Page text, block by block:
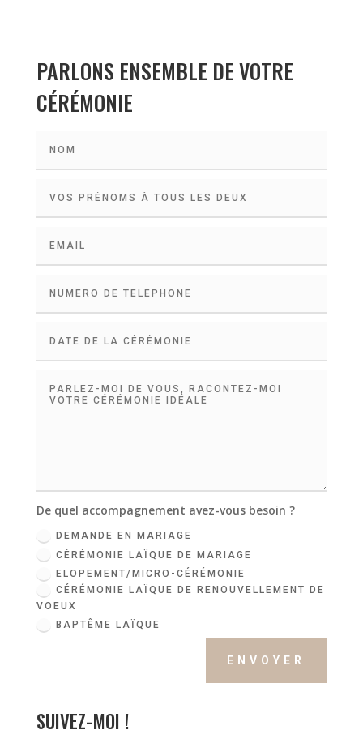
PARLONS ENSEMBLE DE VOTRE
CÉRÉMONIE
De quel accompagnement avez-vous besoin ?
DEMANDE EN MARIAGE
CÉRÉMONIE LAÏQUE DE MARIAGE
ELOPEMENT/MICRO-CÉRÉMONIE
CÉRÉMONIE LAÏQUE DE RENOUVELLEMENT DE
VOEUX
BAPTÊME LAÏQUE
ENVOYER
SUIVEZ-MOI !